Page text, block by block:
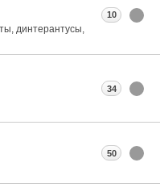
динтерантусы,
10
34
50